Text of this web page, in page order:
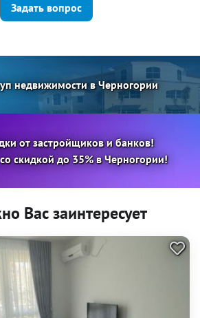
Задать вопрос
недвижимости в Черногории
от застройщиков и банков!
скидкой до 35% в Черногории!
Вас заинтересует